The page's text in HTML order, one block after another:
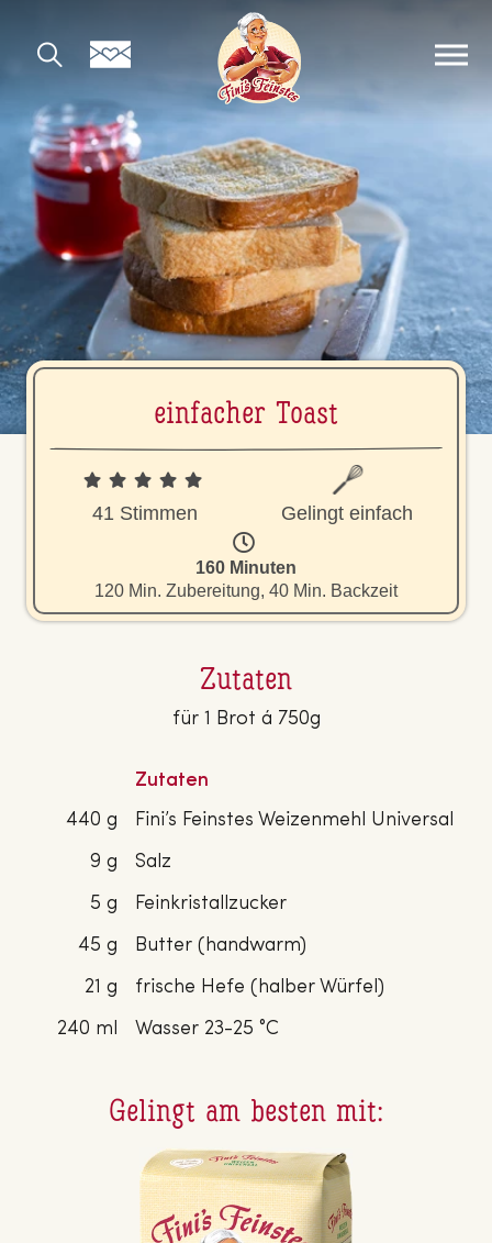
einfacher Toast
41 Stimmen Gelingt einfach
160 Minuten
120 Min. Zubereitung, 40 Min. Backzeit
Zutaten
für 1 Brot á 750g
Zutaten
440 g
Fini’s Feinstes Weizenmehl Universal
9 g
Salz
5 g
Feinkristallzucker
45 g
Butter (handwarm)
21 g
frische Hefe (halber Würfel)
240 ml
Wasser 23-25 °C
Gelingt am besten mit: